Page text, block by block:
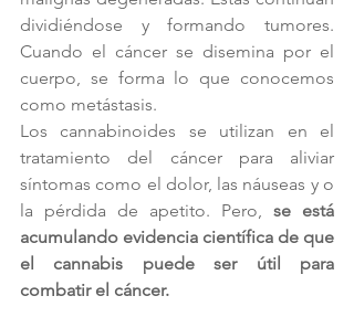
dividiéndose y formando tumores.
Cuando el cáncer se disemina por el
cuerpo, se forma lo que conocemos
como metástasis.
Los cannabinoides se utilizan en el
tratamiento del cáncer para aliviar
síntomas como el dolor, las náuseas y o
la pérdida de apetito. Pero, se está
acumulando evidencia científica de que
el cannabis puede ser útil para
combatir el cáncer.